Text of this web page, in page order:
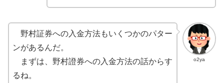
o2ya
野村証券への入金方法もいくつかのパター
ンがあるんだ。
まずは、野村證券への入金方法の話からす
るね。